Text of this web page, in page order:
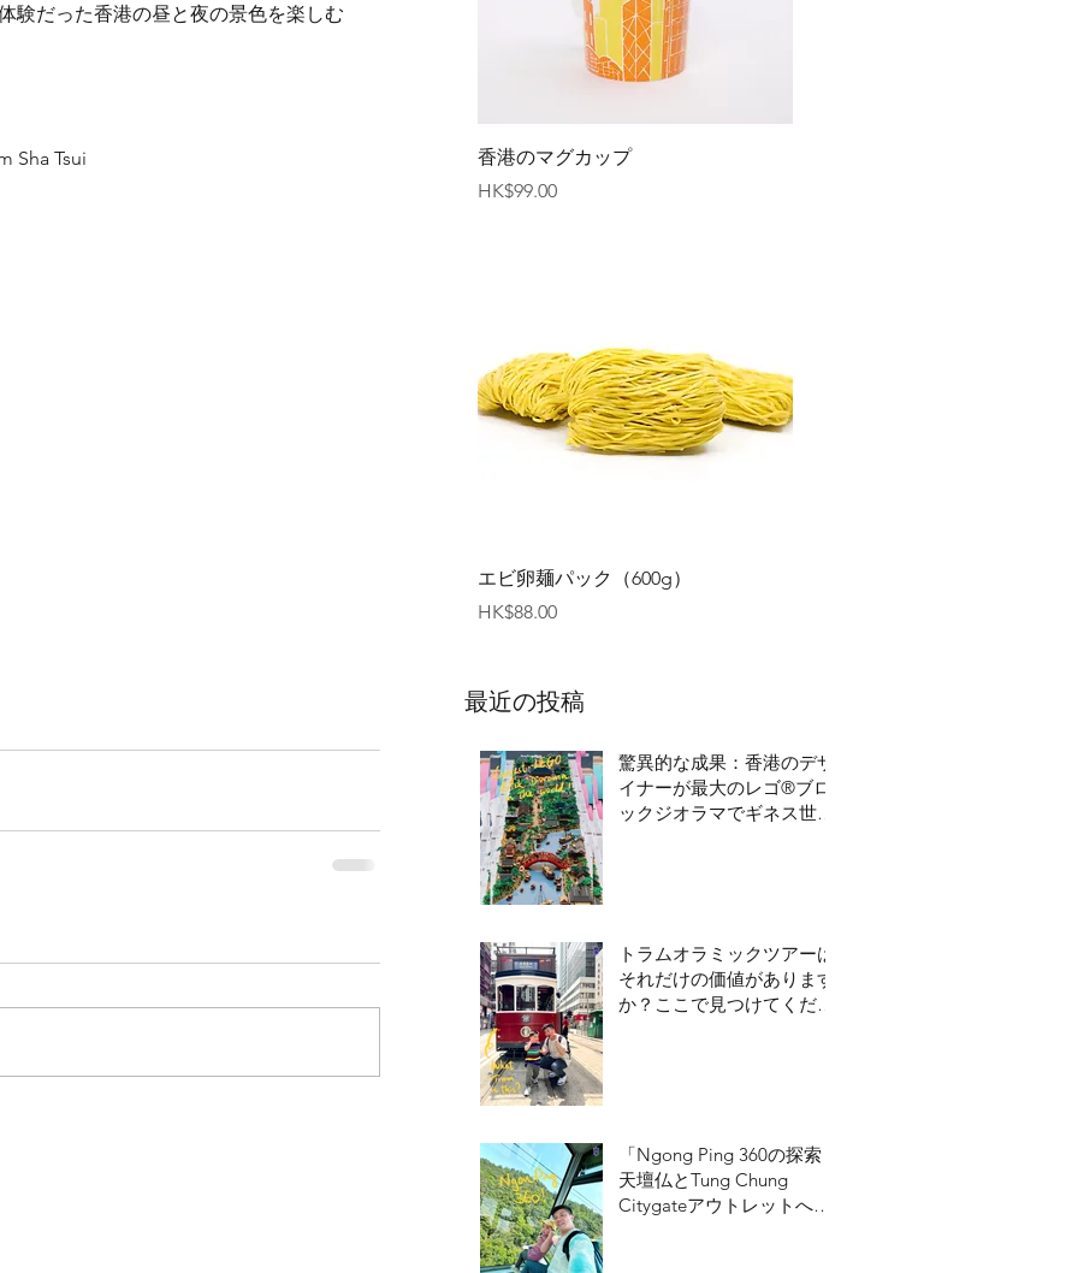
クイックビュー
香港のマグカップ
価格
HK$99.00
クイックビュー
エビ卵麺パック（600g）
価格
HK$88.00
最近の投稿
驚異的な成果：香港のデザ
イナーが最大のレゴ®ブロ
ックジオラマでギネス世界
トラムオラミックツアーは
それだけの価値があります
か？ここで見つけてくださ
「Ngong Ping 360の探索：
天壇仏とTung Chung
Citygateアウトレットへの
験だった香港の昼と夜の景色を楽しむ
Sha Tsui